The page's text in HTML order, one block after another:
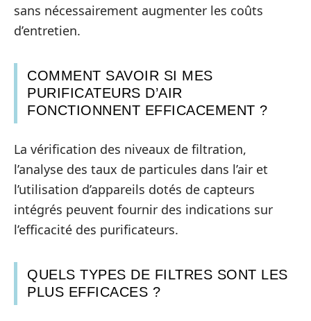
sans nécessairement augmenter les coûts
d’entretien.
COMMENT SAVOIR SI MES
PURIFICATEURS D’AIR
FONCTIONNENT EFFICACEMENT ?
La vérification des niveaux de filtration,
l’analyse des taux de particules dans l’air et
l’utilisation d’appareils dotés de capteurs
intégrés peuvent fournir des indications sur
l’efficacité des purificateurs.
QUELS TYPES DE FILTRES SONT LES
PLUS EFFICACES ?